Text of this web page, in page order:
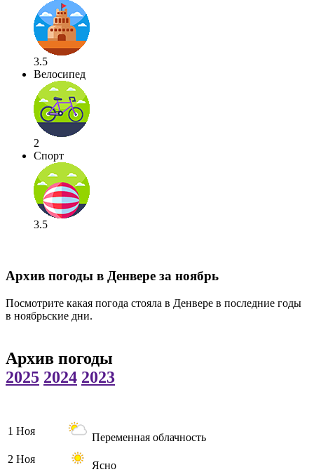
3.5
Велосипед
2
Спорт
3.5
Архив погоды в Денвере за ноябрь
Посмотрите какая погода стояла в Денвере в последние годы
в ноябрьские дни.
Архив погоды
2025 2024 2023
1 Ноя
Переменная облачность
2 Ноя
Ясно